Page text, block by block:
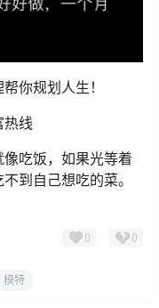
你规划人生！
热线
吃饭，如果光等着
到自己想吃的菜。
0 0
模特